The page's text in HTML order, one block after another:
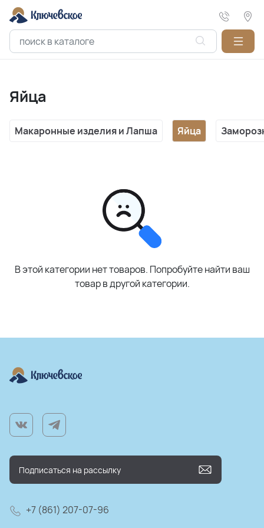
Яйца
Макаронные изделия и Лапша Яйца
В этой категории нет товаров. Попробуйте найти ваш
товар в другой категории.
+7 (861) 207-07-96